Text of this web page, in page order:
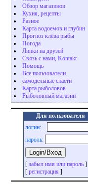
Обзор магазинов
Кухня, рецепты
Разное
Карта водоемов и глубин
Прогноз клёва рыбы
Погода
Линки на друзей
Связь с нами, Kontakt
Помощь
Все пользователи
самодельные снасти
Карта рыболовов
Рыболовный магазин
Для пользователя
логин:
пароль:
[ забыл имя или пароль ]
[ регистрация ]